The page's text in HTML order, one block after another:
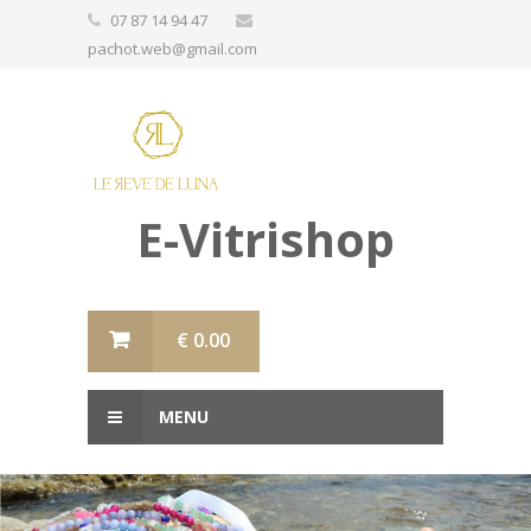
07 87 14 94 47
pachot.web@gmail.com
E-Vitrishop
€ 0.00
MENU